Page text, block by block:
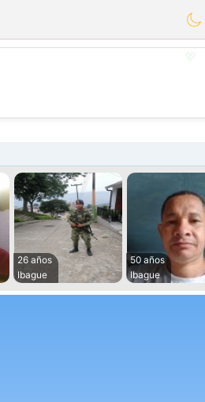
26 años
Ibague
50 años
Ibague